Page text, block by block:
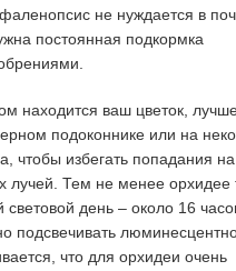
не нуждается в
постоянная подкормка
находится ваш цветок,
подоконнике или на
чтобы избегать попадания
лучей. Тем не менее орхидее
день – около 16
подсвечивать
что для орхидеи очень